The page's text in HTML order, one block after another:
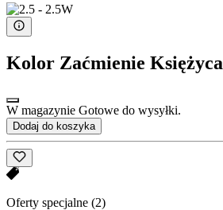
Kolor Zaćmienie Księżyca
W magazynie Gotowe do wysyłki.
Dodaj do koszyka
Oferty specjalne (2)